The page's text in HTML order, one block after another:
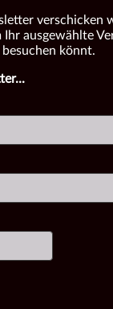
verschicken
ausgewählte
könnt.